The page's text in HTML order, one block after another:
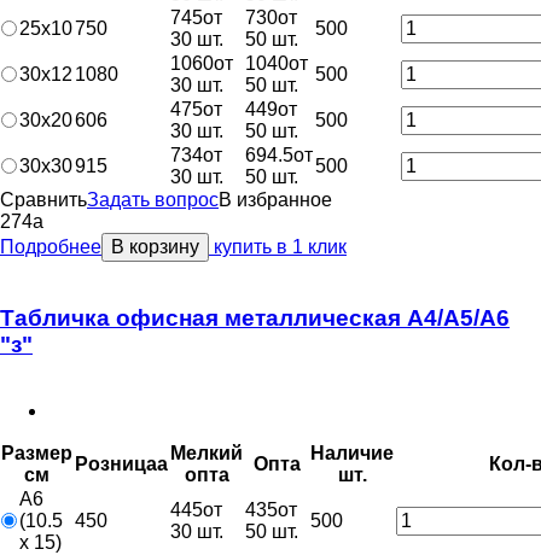
25х10750
745от
30 шт.
730от
50 шт.
500
30х12 1080
1060от
30 шт.
1040от
50 шт.
500
30х20606
475от
30 шт.
449от
50 шт.
500
30х30915
734от
30 шт.
694.5от
50 шт.
500
СравнитьЗадать вопросВ избранное
274a
Подробнее В корзину купить в 1 клик
Табличка офисная металлическая А4/А5/А6
"з"
Размер
см
Розницаa
Мелкий
оптa
Оптa
Наличие
шт.
Кол-
A6
(10.5
x 15)
450
445от
30 шт.
435от
50 шт.
500